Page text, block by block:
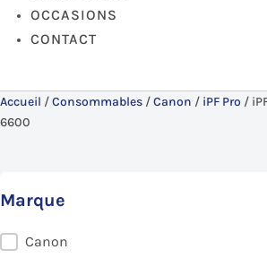
OCCASIONS
CONTACT
Accueil /Consommables /Canon / iPF Pro /
6600
Marque
Marque
Canon